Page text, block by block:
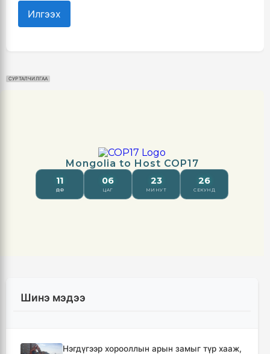
Илгээх
СУРТАЛЧИЛГАА
Шинэ мэдээ
Нэгдүгээр хорооллын арын замыг түр хааж,